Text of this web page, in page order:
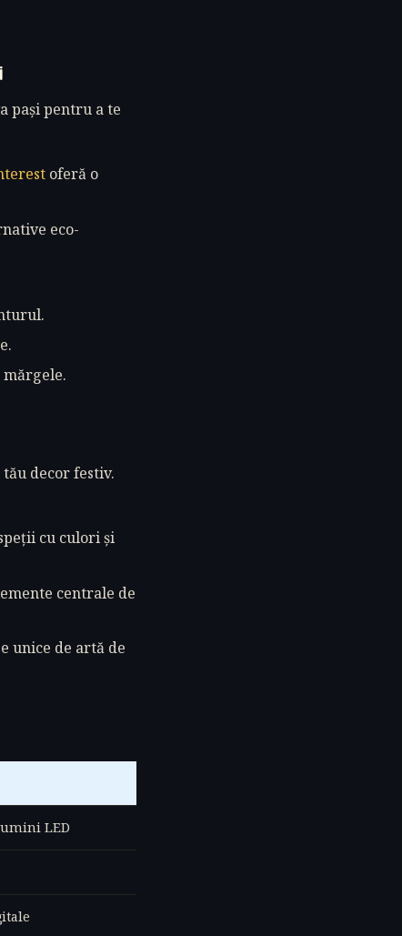
pași pentru a te
oferă o
eco-
decor festiv.
cu culori și
centrale de
unice de artă de
LED